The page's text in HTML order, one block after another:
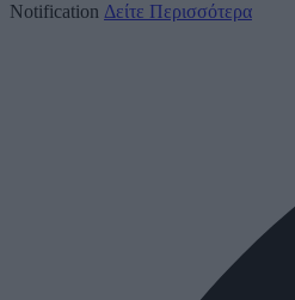
Notification Δείτε Περισσότερα